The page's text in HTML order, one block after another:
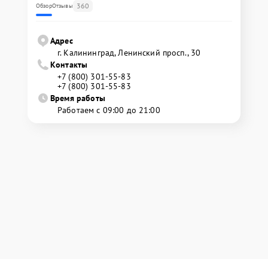
ОбзорОтзывы 360
Адрес
г. Калининград, Ленинский просп., 30
Контакты
+7 (800) 301-55-83
+7 (800) 301-55-83
Время работы
Работаем с 09:00 до 21:00